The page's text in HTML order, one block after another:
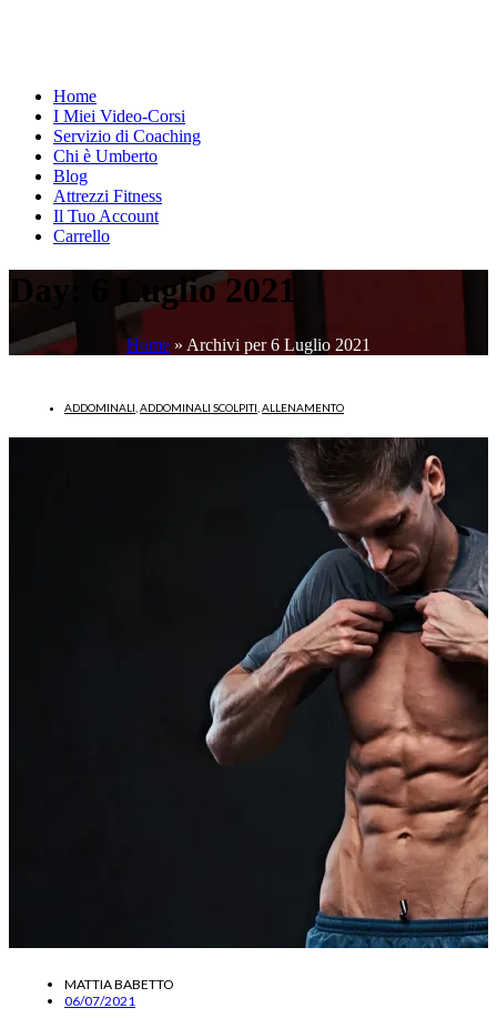
Home
I Miei Video-Corsi
Servizio di Coaching
Chi è Umberto
Blog
Attrezzi Fitness
Il Tuo Account
Carrello
Day: 6 Luglio 2021
Home » Archivi per 6 Luglio 2021
ADDOMINALI ADDOMINALI SCOLPITI ALLENAMENTO
MATTIA BABETTO
06/07/2021